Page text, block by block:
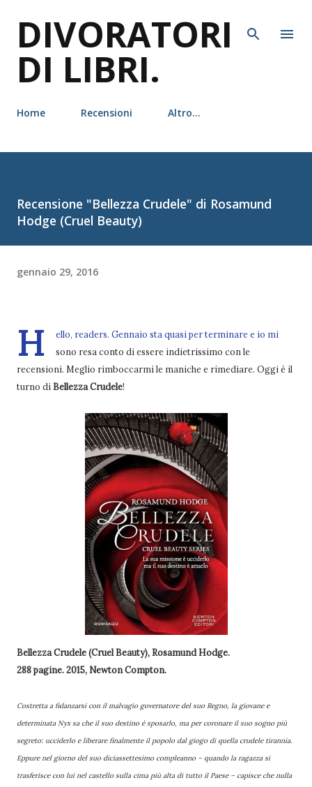
DIVORATORI
DI LIBRI.
Home Recensioni Altro…
Recensione "Bellezza Crudele" di Rosamund
Hodge (Cruel Beauty)
gennaio 29, 2016
H
ello, readers. Gennaio sta quasi per terminare e io mi
sono resa conto di essere indietrissimo con le
recensioni. Meglio rimboccarmi le maniche e rimediare. Oggi è il
turno di Bellezza Crudele!
Bellezza Crudele (Cruel Beauty), Rosamund Hodge.
288 pagine. 2015, Newton Compton.
Costretta a fidanzarsi con il malvagio governatore del suo Regno, la giovane e
determinata Nyx sa che il suo destino è sposarlo, ma per coronare il suo sogno più
segreto: ucciderlo e liberare finalmente il popolo dal giogo di quella crudele tirannia.
Eppure nel giorno del suo diciassettesimo compleanno – quando la ragazza si
trasferisce con lui nel castello sulla cima più alta di tutto il Paese – capisce che nulla